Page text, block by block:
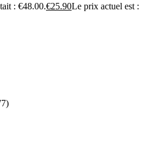
: €48.00.€25.90Le prix actuel est :